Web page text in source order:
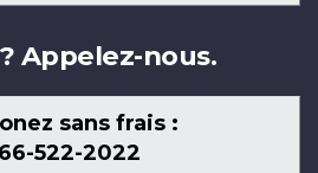
nous
Appelez-nous.
sans frais :
522-2022